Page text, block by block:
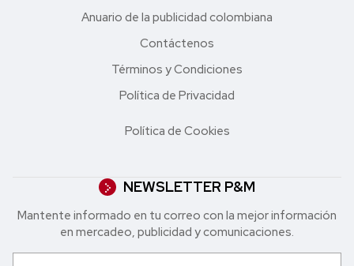
Anuario de la publicidad colombiana
Contáctenos
Términos y Condiciones
Política de Privacidad
Política de Cookies
NEWSLETTER P&M
Mantente informado en tu correo con la mejor in formación
en mercadeo, publicidad y comunicaciones.